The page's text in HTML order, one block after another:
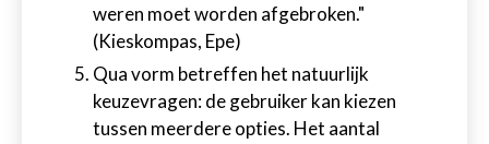
weren moet worden afgebroken."
(Kieskompas, Epe)
Qua vorm betreffen het natuurlijk
keuzevragen: de gebruiker kan kiezen
tussen meerdere opties. Het aantal